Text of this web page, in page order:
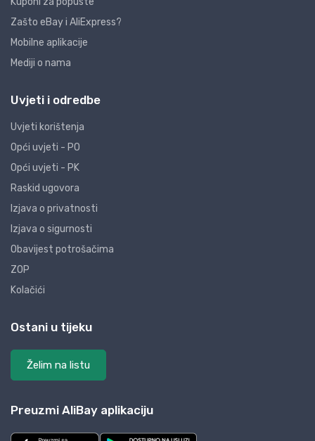
Zašto eBay i AliExpress?
Mobilne aplikacije
Mediji o nama
Uvjeti i odredbe
Uvjeti korištenja
Opći uvjeti - PO
Opći uvjeti - PK
Raskid ugovora
Izjava o privatnosti
Izjava o sigurnosti
Obavijest potrošačima
ZOP
Kolačići
Ostani u tijeku
Želim na listu
Preuzmi AliBay aplikaciju